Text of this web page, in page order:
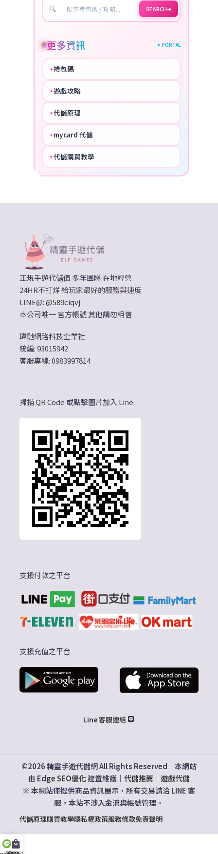
🔍 SEARCH➔
更多資訊 ✦ PORTAL
✦禮包碼
✦遊戲攻略
✦代儲原理
✦mycard 代儲
✦代儲購買教學
正規手遊代儲值 多年團隊 在地經營
24HR不打烊 給玩家最好的服務與速度
LINE@:@589ciqvj
本公司唯一 官方帳號 其他請勿相信
瑋馳網路科技企業社
統編: 93015942
客服專線: 0983997814
掃描 QR Code 或點擊圖片加入 Line
支援付款之平台
支援充值之平台
Line 客服連結
©2026 精靈手遊代儲網 All Rights Reserved｜本網站
由 Edge SEO優化建置維護｜ 代儲推薦｜ 遊戲代儲
※ 本網站僅提供商品資訊展示，所有交易請洽 LINE 客
服，本站不涉入金流與帳號管理。
代儲原理購買教學隱私權政策服務條款免責聲明